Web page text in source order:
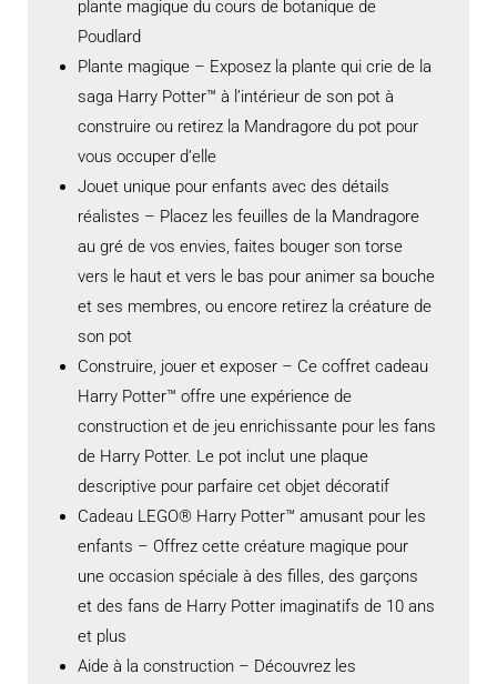
plante magique du cours de botanique de
Poudlard
Plante magique – Exposez la plante qui crie de la
saga Harry Potter™ à l’intérieur de son pot à
construire ou retirez la Mandragore du pot pour
vous occuper d’elle
Jouet unique pour enfants avec des détails
réalistes – Placez les feuilles de la Mandragore
au gré de vos envies, faites bouger son torse
vers le haut et vers le bas pour animer sa bouche
et ses membres, ou encore retirez la créature de
son pot
Construire, jouer et exposer – Ce coffret cadeau
Harry Potter™ offre une expérience de
construction et de jeu enrichissante pour les fans
de Harry Potter. Le pot inclut une plaque
descriptive pour parfaire cet objet décoratif
Cadeau LEGO® Harry Potter™ amusant pour les
enfants – Offrez cette créature magique pour
une occasion spéciale à des filles, des garçons
et des fans de Harry Potter imaginatifs de 10 ans
et plus
Aide à la construction – Découvrez les